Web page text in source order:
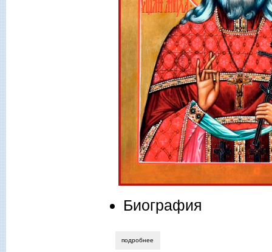
Биография
подробнее